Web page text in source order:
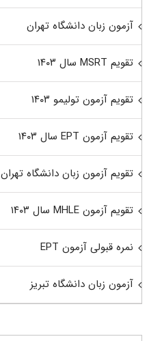
آزمون زبان دانشگاه تهران
تقویم MSRT سال ۱۴۰۳
تقویم آزمون تولیمو ۱۴۰۳
تقویم آزمون EPT سال ۱۴۰۳
تقویم آزمون زبان دانشگاه تهران ۱۴۰۳
تقویم آزمون MHLE سال ۱۴۰۳
نمره قبولی آزمون EPT
آزمون زبان دانشگاه تبریز